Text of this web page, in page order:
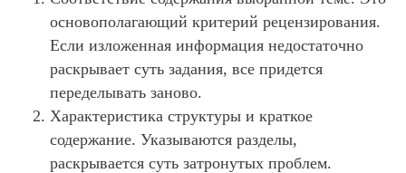
основополагающий критерий рецензирования.
Если изложенная информация недостаточно
раскрывает суть задания, все придется
переделывать заново.
Характеристика структуры и краткое
содержание. Указываются разделы,
раскрывается суть затронутых проблем.